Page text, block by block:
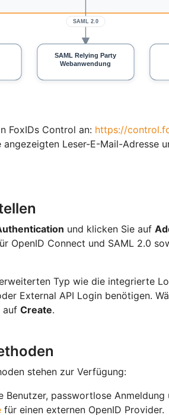
FoxIDs Control an: https://
Leser-E-Mail-Adresse
und klicken Sie auf
OpenID Connect und SAML 2.0
Typ wie die integrierte
External API Login benötigen.
auf Create.
stehen zur Verfügung:
Benutzer, passwortlose Anmeldung
für einen externen OpenID Provider.